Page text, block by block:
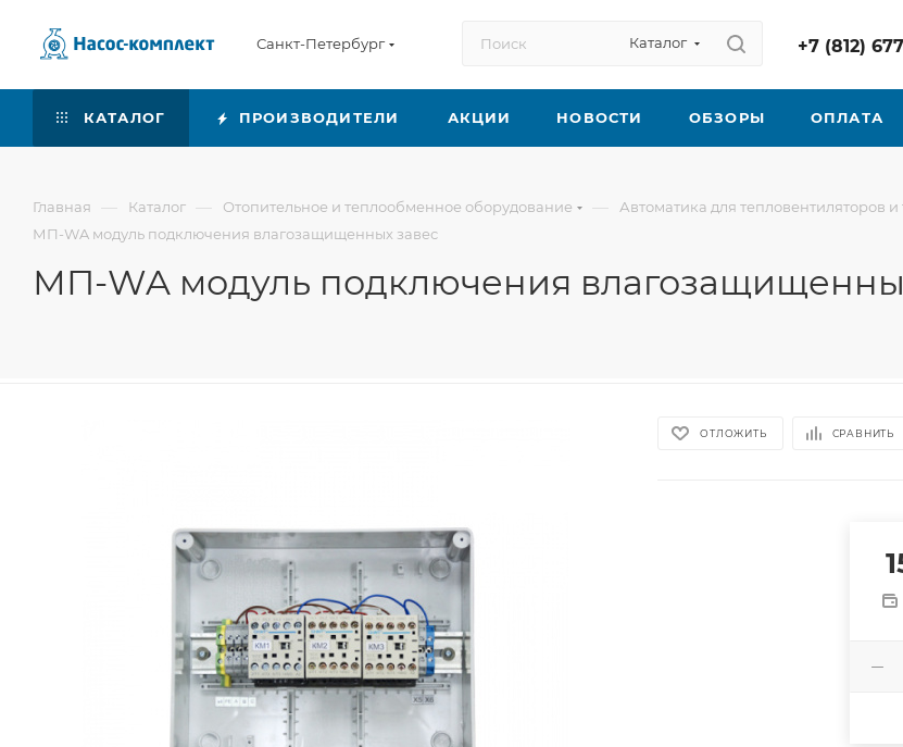
Санкт-Петербург Каталог +7 (812)
КАТАЛОГ ПРОИЗВОДИТЕЛИ АКЦИИ НОВОСТИ ОБЗОРЫ ОПЛАТА
Главная — Каталог — Отопительное и теплообменное оборудование — Автоматика для тепловентиляторов и
МП-WA модуль подключения влагозащищенных завес
МП-WA модуль подключения
ОТЛОЖИТЬ СРАВНИТЬ